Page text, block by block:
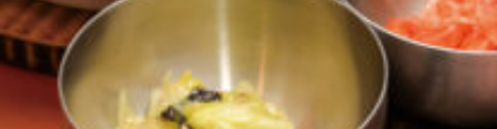
CULTURE
すべて